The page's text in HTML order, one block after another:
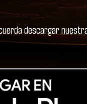
descargar